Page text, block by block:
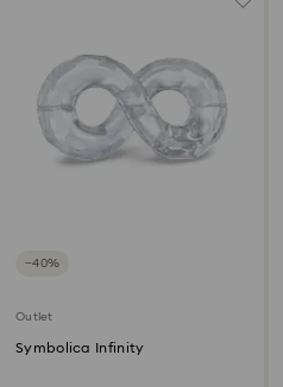
−40%
Outlet
Symbolica Infinity